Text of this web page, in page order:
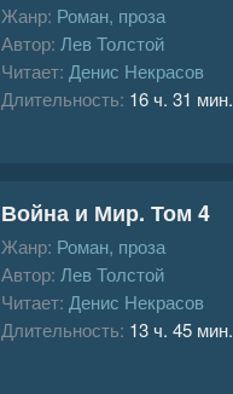
Жанр: Роман, проза
Автор: Лев Толстой
Читает: Денис Некрасов
Длительность: 16 ч. 31 мин.
Война и Мир. Том 4
Жанр: Роман, проза
Автор: Лев Толстой
Читает: Денис Некрасов
Длительность: 13 ч. 45 мин.